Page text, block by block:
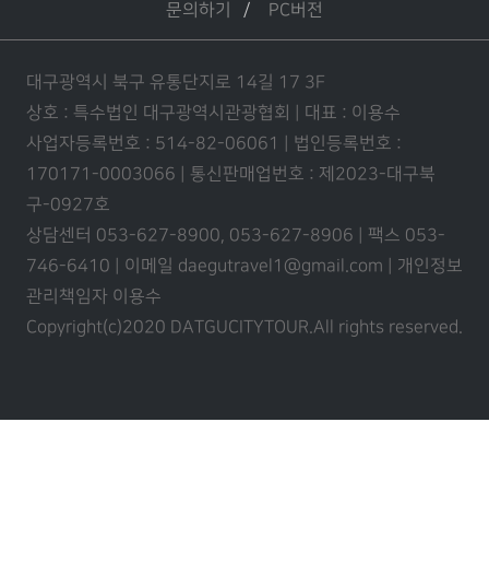
문의하기 PC버전
대구광역시 북구 유통단지로 14길 17 3F
상호 : 특수법인 대구광역시관광협회 | 대표 : 이용수
사업자등록번호 : 514-82-06061 | 법인등록번호 :
170171-0003066 | 통신판매업번호 : 제2023-대구북
구-0927호
상담센터 053-627-8900, 053-627-8906 | 팩스 053-
746-6410 | 이메일 daegutravel1@gmail.com | 개인정보
관리책임자 이용수
Copyright(c)2020 DATGUCITYTOUR.All rights reserved.